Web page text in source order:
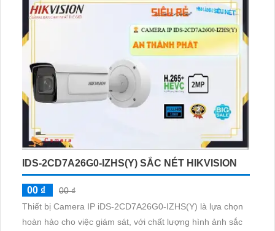
ảnh trong điều kiện ánh sáng yếu, phù hợp cho căn hộ
nhà phố
IDS-2CD7A26G0-IZHS(Y) SẮC NÉT HIKVISION
00 ₫
00 ₫
Thiết bị Camera IP iDS-2CD7A26G0-IZHS(Y) là lựa chọn
hoàn hảo cho việc giám sát, với chất lượng hình ảnh sắc